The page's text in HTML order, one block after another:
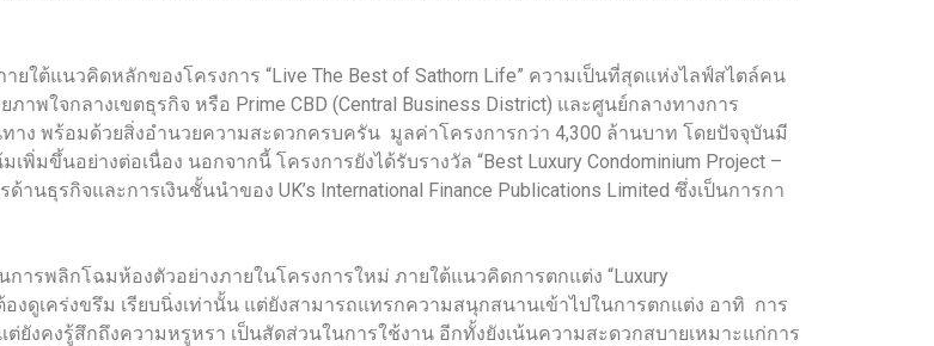
ยใต้แนวคิดหลักของโครงการ “Live The Best of Sathorn Life” ความเป็นที่สุดแห่งไลฟ์สไตล์คน
พใจกลางเขตธุรกิจ หรือ Prime CBD (Central Business District) และศูนย์กลางทางการ
ทาง พร้อมด้วยสิ่งอำนวยความสะดวกครบครัน มูลค่าโครงการกว่า 4,300 ล้านบาท โดยปัจจุบันมี
มขึ้นอย่างต่อเนื่อง นอกจากนี้ โครงการยังได้รับรางวัล “Best Luxury Condominium Project –
านธุรกิจและการเงินชั้นนำของ UK’s International Finance Publications Limited ซึ่งเป็นการกา
ารพลิกโฉมห้องตัวอย่างภายในโครงการใหม่ ภายใต้แนวคิดการตกแต่ง “Luxury
งดูเคร่งขรึม เรียบนิ่งเท่านั้น แต่ยังสามารถแทรกความสนุกสนานเข้าไปในการตกแต่ง อาทิ การ
งคงรู้สึกถึงความหรูหรา เป็นสัดส่วนในการใช้งาน อีกทั้งยังเน้นความสะดวกสบายเหมาะแก่การ